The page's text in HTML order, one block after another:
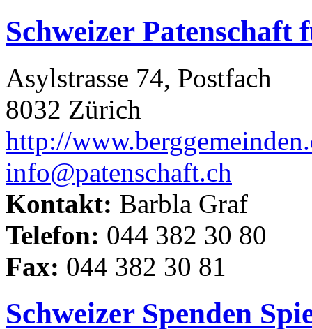
Schweizer Patenschaft
Asylstrasse 74, Postfach
8032 Zürich
http://
info@patenschaft.ch
Kontakt: Barbla Graf
Telefon: 044 382 30 80
Fax: 044 382 30 81
Schweizer Spenden